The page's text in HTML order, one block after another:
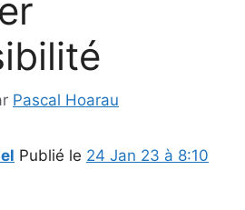
Pascal Hoarau
Publié le 24 Jan 23 à 8:10